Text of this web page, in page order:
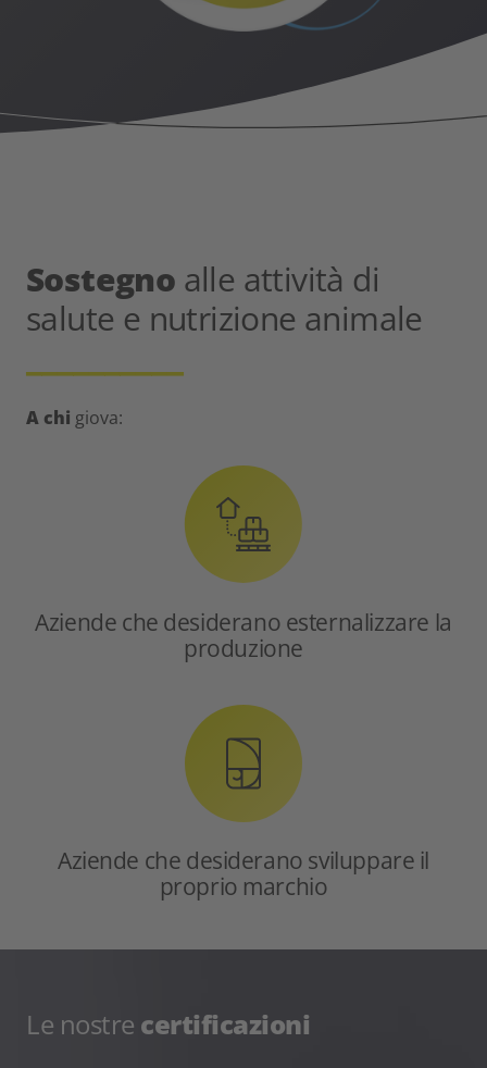
Sostegno alle attività di
salute e nutrizione animale
A chi giova:
Aziende che desiderano esternalizzare la
produzione
Aziende che desiderano sviluppare il
proprio marchio
Le nostre certificazioni